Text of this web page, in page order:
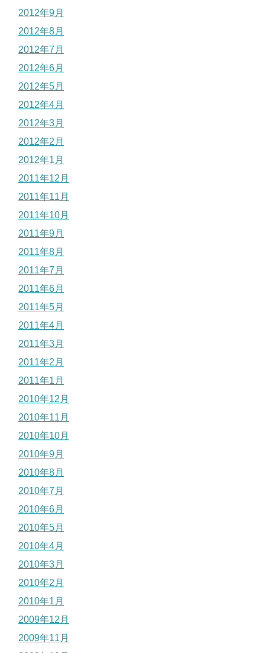
2012年9月
2012年8月
2012年7月
2012年6月
2012年5月
2012年4月
2012年3月
2012年2月
2012年1月
2011年12月
2011年11月
2011年10月
2011年9月
2011年8月
2011年7月
2011年6月
2011年5月
2011年4月
2011年3月
2011年2月
2011年1月
2010年12月
2010年11月
2010年10月
2010年9月
2010年8月
2010年7月
2010年6月
2010年5月
2010年4月
2010年3月
2010年2月
2010年1月
2009年12月
2009年11月